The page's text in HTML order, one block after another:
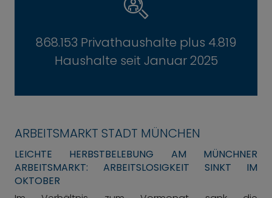
868.153 Privathaushalte plus 4.819
Haushalte seit Januar 2025
ARBEITSMARKT STADT MÜNCHEN
LEICHTE HERBSTBELEBUNG AM MÜNCHNER
ARBEITSMARKT: ARBEITSLOSIGKEIT SINKT IM
OKTOBER